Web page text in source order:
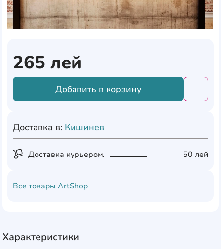
265 лей
Добавить в корзину
Доставка в: Кишинев
Доставка курьером 50 лей
Все товары ArtShop
Характеристики